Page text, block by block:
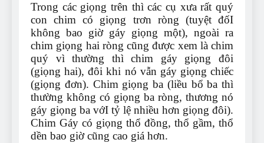
Trong các giọng trên thì các cụ xưa rất quý
con chim có giọng trơn ròng (tuyệt đốI
không bao giờ gáy giọng một), ngoài ra
chim giọng hai ròng cũng được xem là chim
quý vì thường thì chim gáy giọng đôi
(giọng hai), đôi khi nó vẫn gáy giọng chiếc
(giọng đơn). Chim giọng ba (liều bổ ba thì
thường không có giọng ba ròng, thương nó
gáy giọng ba vớI tỷ lệ nhiều hơn giọng đôi).
Chim Gáy có giọng thổ đồng, thổ gầm, thổ
dền bao giờ cũng cao giá hơn.